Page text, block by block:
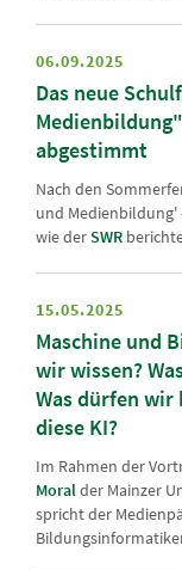
06.09.2025
Das neue
abgestimmt
Nach den
und
wie derSWR
15.05.2025
Maschine und
wir wissen?
Was dürfen wir
diese KI?
Im Rahmen der
Moralder Mainzer
spricht der